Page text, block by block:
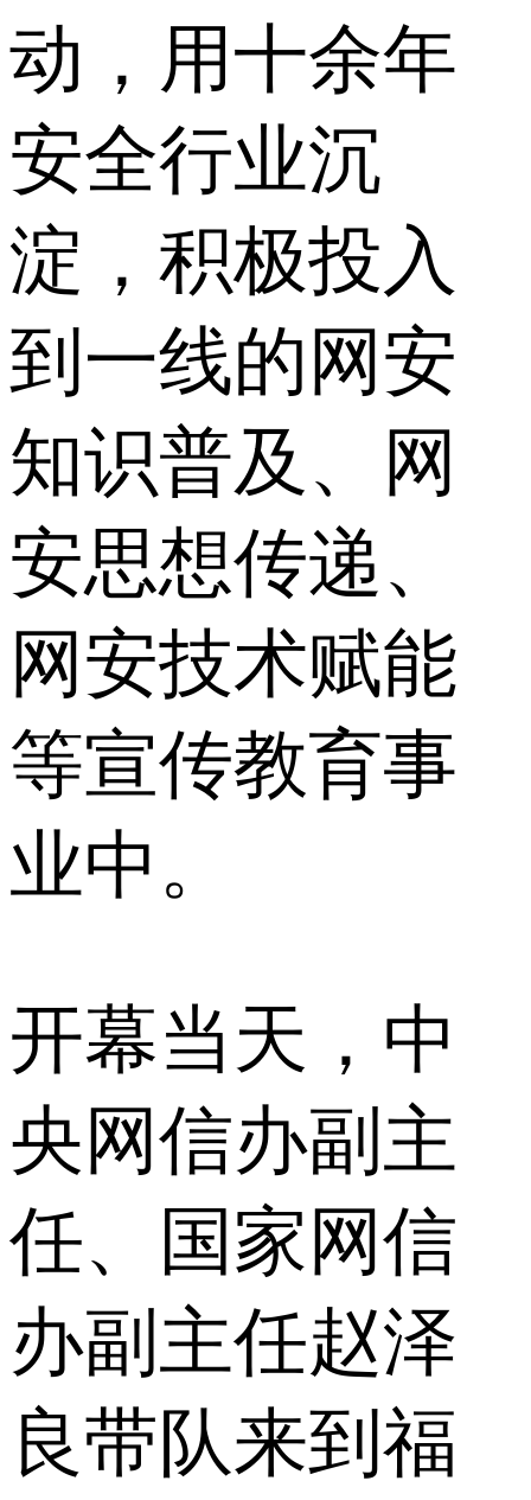
动，用十余年
安全行业沉
淀，积极投入
到一线的网安
知识普及、网
安思想传递、
网安技术赋能
等宣传教育事
业中。
开幕当天，中
央网信办副主
任、国家网信
办副主任赵泽
良带队来到福